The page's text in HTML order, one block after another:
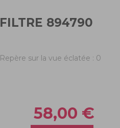
FILTRE 894790
Repère sur la vue éclatée : 0
58,00 €